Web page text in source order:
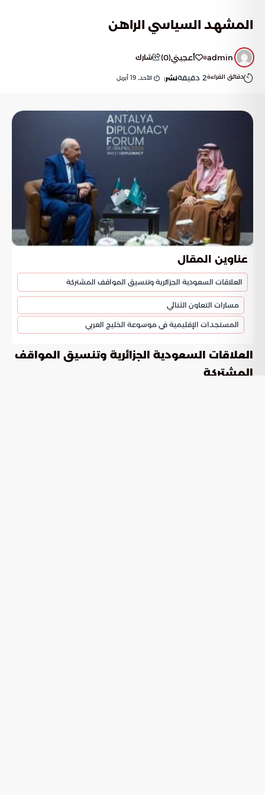
المشهد السياسي الراهن
admin أعجبني(
0
) شارك
دقائق القراءة2 دقيقةنشر: الأحد, 19 أبريل
عناوين المقال
العلاقات السعودية الجزائرية وتنسيق المواقف المشتركة
مسارات التعاون الثنائي
المستجدات الإقليمية في موسوعة الخليج العربي
العلاقات السعودية الجزائرية وتنسيق المواقف
المشتركة